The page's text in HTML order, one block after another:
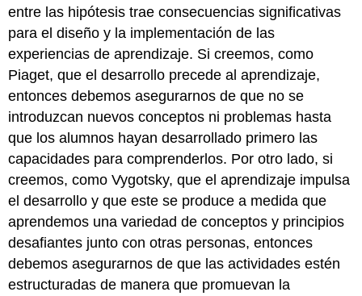
entre las hipótesis trae consecuencias significativas
para el diseño y la implementación de las
experiencias de aprendizaje. Si creemos, como
Piaget, que el desarrollo precede al aprendizaje,
entonces debemos asegurarnos de que no se
introduzcan nuevos conceptos ni problemas hasta
que los alumnos hayan desarrollado primero las
capacidades para comprenderlos. Por otro lado, si
creemos, como Vygotsky, que el aprendizaje impulsa
el desarrollo y que este se produce a medida que
aprendemos una variedad de conceptos y principios
desafiantes junto con otras personas, entonces
debemos asegurarnos de que las actividades estén
estructuradas de manera que promuevan la